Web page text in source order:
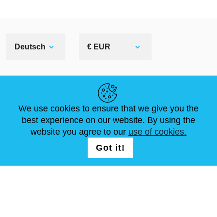
Deutsch € EUR
NEUIGKEITEN
ARTIKEL
ABOUT US
FAQ
STANDARDGRÖSSEN
SCHREIB UNS
We use cookies to ensure that we give you the
best experience on our website. By using the
website you agree to our use of cookies.
Got it!